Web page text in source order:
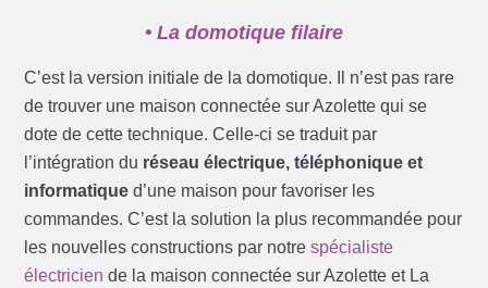
• La domotique filaire
C’est la version initiale de la domotique. Il n’est pas rare
de trouver une maison connectée sur Azolette qui se
dote de cette technique. Celle-ci se traduit par
l’intégration du réseau électrique, téléphonique et
informatique d’une maison pour favoriser les
commandes. C’est la solution la plus recommandée pour
les nouvelles constructions par notrespécialiste
électricien de la maison connectée sur Azolette et La